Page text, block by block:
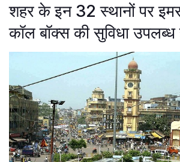
शहर के इन 32 स्थानों पर
कॉल बॉक्स की सुविधा उपलब्ध